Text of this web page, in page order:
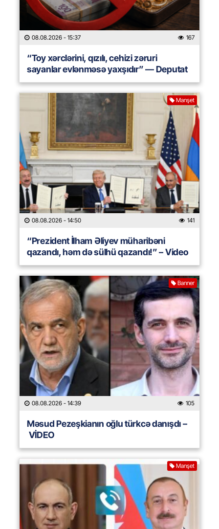
08.08.2026 - 15:37 167
“Toy xərclərini, qızılı, cehizi zəruri
sayanlar evlənməsə yaxşıdır” — Deputat
Manşet
08.08.2026 - 14:50 141
“Prezident İlham Əliyev müharibəni
qazandı, həm də sülhü qazandı!” – Video
Banner
08.08.2026 - 14:39 105
Məsud Pezeşkianın oğlu türkcə danışdı –
VİDEO
Manşet